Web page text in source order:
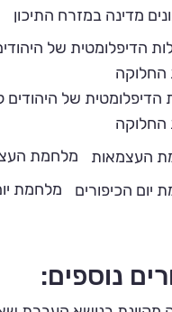
בר-אילן מתאר
באירופה שהתנגדו
הם עשו זאת.
מדינה במזרח התיכון
הדיפלומטית של היהודים
החלוקה
מלחמת
מלחמת
נוספים: